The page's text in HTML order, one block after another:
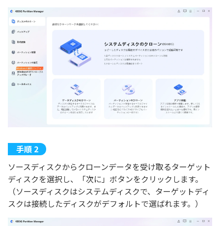
ソースディスクからクローンデータを受け取るターゲット
ディスクを選択し、「次に」ボタンをクリックします。
（ソースディスクはシステムディスクで、ターゲットディ
スクは接続したディスクがデフォルトで選ばれます。）